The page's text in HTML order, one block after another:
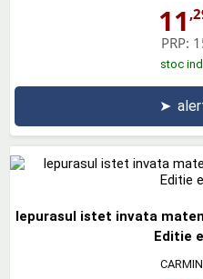
11
PRP:
stoc
➤
Iepurasul istet invata
Editie